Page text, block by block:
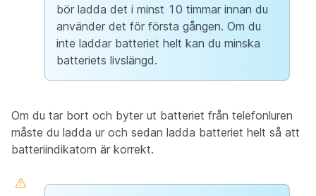
bör ladda det i minst 10 timmar innan du
använder det för första gången. Om du
inte laddar batteriet helt kan du minska
batteriets livslängd.
Om du tar bort och byter ut batteriet från telefonluren
måste du ladda ur och sedan ladda batteriet helt så att
batteriindikatorn är korrekt.